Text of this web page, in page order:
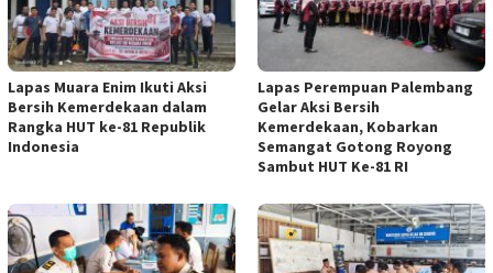
Lapas Muara Enim Ikuti Aksi
Bersih Kemerdekaan dalam
Rangka HUT ke-81 Republik
Indonesia
Lapas Perempuan Palembang
Gelar Aksi Bersih
Kemerdekaan, Kobarkan
Semangat Gotong Royong
Sambut HUT Ke-81 RI